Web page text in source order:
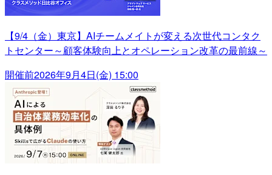
【9/4（金）東京】AIチームメイトが変える次世代コンタク
トセンター～顧客体験向上とオペレーション改革の最前線～
開催前2026年9月4日(金) 15:00